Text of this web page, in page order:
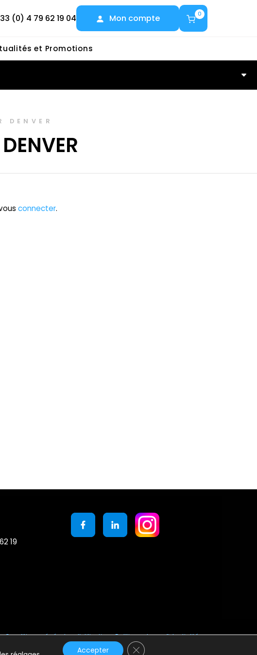
(0) 4 79 62 19 04 Mon compte 0
et Promotions
DENVER
connecter.
Accepter Fermer la bannière des cookies
19
Conditions générales d’utilisation Politique de confidentialité